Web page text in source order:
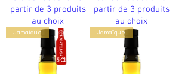
partir de 3 produits
au choix
partir de 3 produits
au choix
Jamaïque Jamaïque